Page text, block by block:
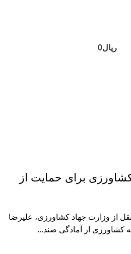
ریال0
برای حمایت از
از وزارت جهاد کشاورزی، علیرضا
کشاورزی از آمادگی صند...